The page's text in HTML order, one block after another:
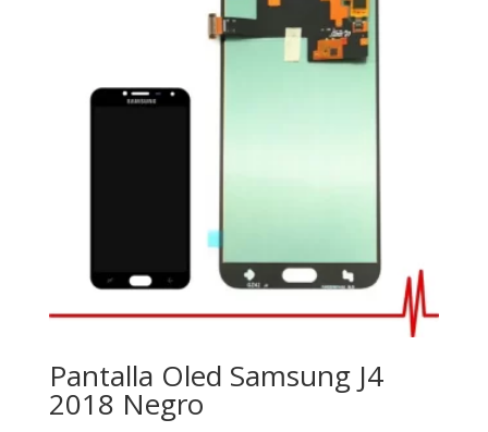
Pantalla Oled Samsung J4
2018 Negro